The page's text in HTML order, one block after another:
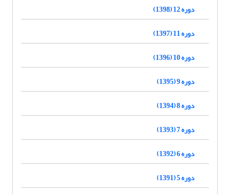
دوره 12 (1398)
دوره 11 (1397)
دوره 10 (1396)
دوره 9 (1395)
دوره 8 (1394)
دوره 7 (1393)
دوره 6 (1392)
دوره 5 (1391)